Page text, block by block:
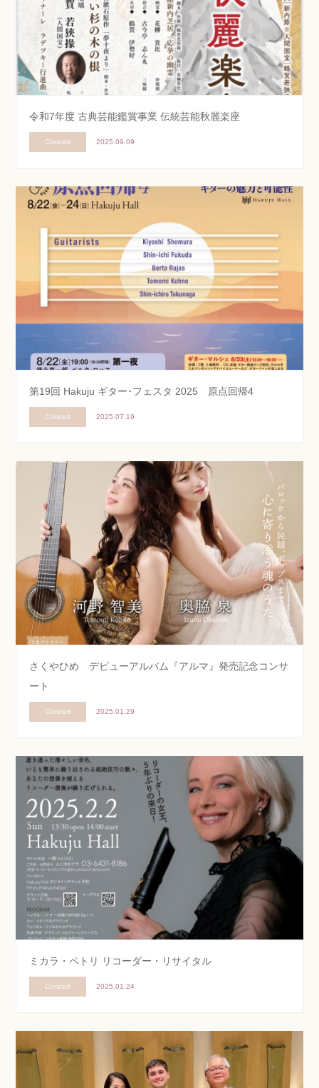
令和7年度 古典芸能鑑賞事業 伝統芸能秋麗楽座
Concert 2025.09.09
第19回 Hakuju ギター･フェスタ 2025 原点回帰4
Concert 2025.07.19
さくやひめ デビューアルバム『アルマ』発売記念コンサ
ート
Concert 2025.01.29
ミカラ・ペトリ リコーダー・リサイタル
Concert 2025.01.24